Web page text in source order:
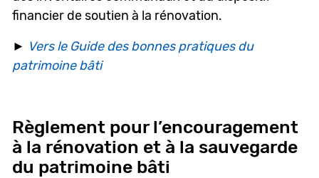
financier de soutien à la rénovation.
► Vers le Guide des bonnes pratiques du
patrimoine bâti
Règlement pour l’encouragement
à la rénovation et à la sauvegarde
du patrimoine bâti